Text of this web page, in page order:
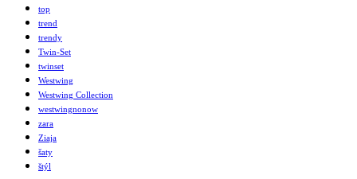
top
trend
trendy
Twin-Set
twinset
Westwing
Westwing Collection
westwingnonow
zara
Ziaja
šaty
štýl